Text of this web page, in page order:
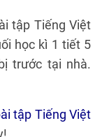
tập Tiếng Việt
học kì 1 tiết 5
trước tại nhà.
tập Tiếng Việt